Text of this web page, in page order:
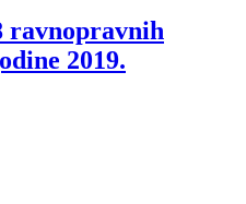
ravnopravnih
2019.